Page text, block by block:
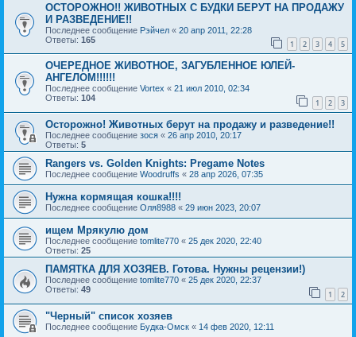
ОСТОРОЖНО!! ЖИВОТНЫХ С БУДКИ БЕРУТ НА ПРОДАЖУ
И РАЗВЕДЕНИЕ!!
Последнее сообщение Рэйчел « 20 апр 2011, 22:28
Ответы: 165 1 2 3 4 5
ОЧЕРЕДНОЕ ЖИВОТНОЕ, ЗАГУБЛЕННОЕ ЮЛЕЙ-
АНГЕЛОМ!!!!!!
Последнее сообщение Vortex « 21 июл 2010, 02:34
Ответы: 104 1 2 3
Осторожно! Животных берут на продажу и разведение!!
Последнее сообщение зося « 26 апр 2010, 20:17
Ответы: 5
Rangers vs. Golden Knights: Pregame Notes
Последнее сообщение Woodruffs « 28 апр 2026, 07:35
Нужна кормящая кошка!!!!
Последнее сообщение Оля8988 « 29 июн 2023, 20:07
ищем Мрякулю дом
Последнее сообщение tomlite770 « 25 дек 2020, 22:40
Ответы: 25
ПАМЯТКА ДЛЯ ХОЗЯЕВ. Готова. Нужны рецензии!)
Последнее сообщение tomlite770 « 25 дек 2020, 22:37
Ответы: 49 1 2
"Черный" список хозяев
Последнее сообщение Будка-Омск « 14 фев 2020, 12:11